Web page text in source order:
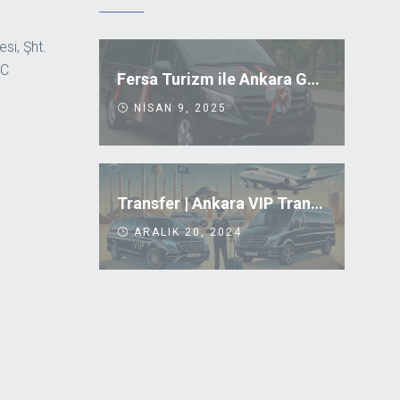
Şht.
Fersa Turizm ile Ankara Gelin Arabası Kiralama
NISAN 9, 2025
Transfer | Ankara VIP Transfer Uygun Fiyatlar
ARALIK 20, 2024